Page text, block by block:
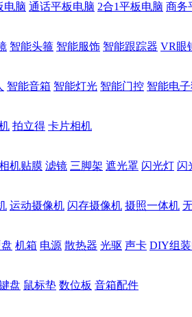
电脑 通话平板电脑 2合1平板电脑 商务
智能头箍 智能服饰 智能跟踪器 VR眼
智能音箱 智能灯光 智能门控 智能电
拍立得 卡片相机
机贴膜 滤镜 三脚架 遮光罩 闪光灯 闪
运动摄像机 闪存摄像机 摄照一体机
机箱 电源 散热器 光驱 声卡 DIY组
盘 鼠标垫 数位板 音箱配件